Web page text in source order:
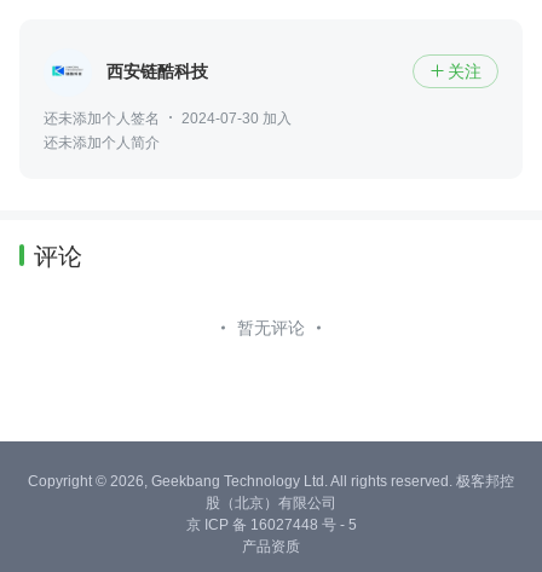
西安链酷科技  关注
还未添加个人签名
2024-07-30 加入
还未添加个人简介
评论
暂无评论
Copyright © 2026, Geekbang Technology Ltd. All rights reserved. 极客邦控
股（北京）有限公司
京 ICP 备 16027448 号 - 5
产品资质